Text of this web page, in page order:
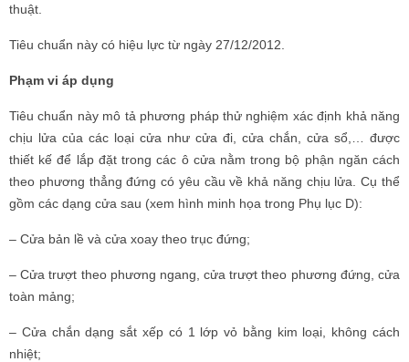
thuật.
Tiêu chuẩn này có hiệu lực từ ngày 27/12/2012.
Phạm vi áp dụng
Tiêu chuẩn này mô tả phương pháp thử nghiệm xác định khả năng
chịu lửa của các loại cửa như cửa đi, cửa chắn, cửa sổ,… được
thiết kế để lắp đặt trong các ô cửa nằm trong bộ phận ngăn cách
theo phương thẳng đứng có yêu cầu về khả năng chịu lửa. Cụ thể
gồm các dạng cửa sau (xem hình minh họa trong Phụ lục D):
– Cửa bản lề và cửa xoay theo trục đứng;
– Cửa trượt theo phương ngang, cửa trượt theo phương đứng, cửa
toàn mảng;
– Cửa chắn dạng sắt xếp có 1 lớp vỏ bằng kim loại, không cách
nhiệt;